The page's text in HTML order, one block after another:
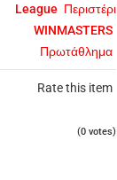
League Περιστέρι
WINMASTERS
Πρωτάθλημα
Rate this item
(0 votes)